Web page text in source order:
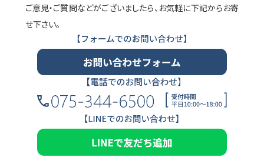
ご意見・ご質問などがございましたら、お気軽に下記からお寄
せ下さい。